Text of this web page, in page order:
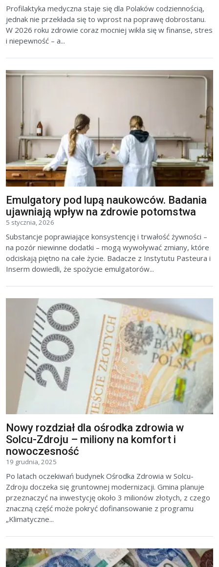
Profilaktyka medyczna staje się dla Polaków codziennością,
jednak nie przekłada się to wprost na poprawę dobrostanu.
W 2026 roku zdrowie coraz mocniej wikła się w finanse, stres
i niepewność – a...
Emulgatory pod lupą naukowców. Badania
ujawniają wpływ na zdrowie potomstwa
5 stycznia, 2026
Substancje poprawiające konsystencję i trwałość żywności –
na pozór niewinne dodatki – mogą wywoływać zmiany, które
odciskają piętno na całe życie. Badacze z Instytutu Pasteura i
Inserm dowiedli, że spożycie emulgatorów...
Nowy rozdział dla ośrodka zdrowia w
Solcu-Zdroju – miliony na komfort i
nowoczesność
19 grudnia, 2025
Po latach oczekiwań budynek Ośrodka Zdrowia w Solcu-
Zdroju doczeka się gruntownej modernizacji. Gmina planuje
przeznaczyć na inwestycję około 3 milionów złotych, z czego
znaczną część może pokryć dofinansowanie z programu
„Klimatyczne...